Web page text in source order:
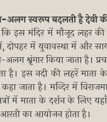
अलग स्वरूप बदलती है देवी की
कि इस मंदिर में मौजूद लहर की
दोपहर में युवावस्‍था में और
श्रृंगार किया जाता है।
है। इस नदी की लहरें माता
जाता है। मन्दिर में
में माता के दर्शन के लिए
का आयोजन होता है।